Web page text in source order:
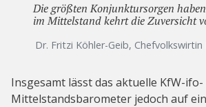
Die größten Konjunktursorgen
im Mittelstand kehrt die Zuversicht
Dr. Fritzi Köhler-Geib, Chefvolkswirtin
Insgesamt lässt das aktuelle KfW-ifo-
Mittelstandsbarometer jedoch auf